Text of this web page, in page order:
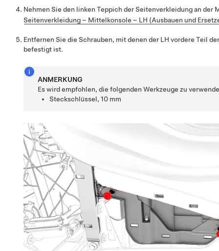
Nehmen Sie den linken Teppich der Seitenverkleidung an der
Seitenverkleidung – Mittelkonsole – LH (Ausbauen und
Entfernen Sie die Schrauben, mit denen der LH vordere Teil
befestigt ist.
ANMERKUNG
Es wird empfohlen, die folgenden Werkzeuge zu
Steckschlüssel, 10 mm